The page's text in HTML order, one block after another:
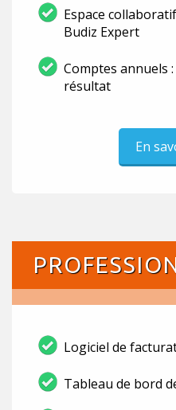
Espace
Budiz Expert
Comptes annuels
résultat
En
Logiciel de
Tableau de bord